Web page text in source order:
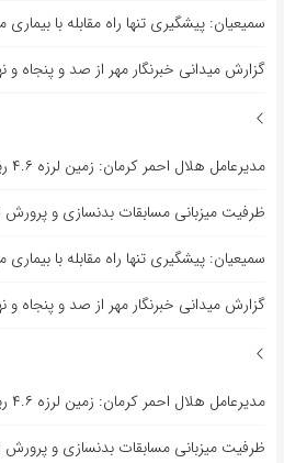
سمیعیان: پیشگیری تنها راه مقابله با
گزارش میدانی خبرنگار مهر از صد و پنجاه و
مدیرعامل هلال احمر کرمان: زمین لرزه ۴.۶ ریشتری گلباف خسارتی نداشت
ظرفیت میزبانی مسابقات بدنسازی و پرورش
سمیعیان: پیشگیری تنها راه مقابله با
گزارش میدانی خبرنگار مهر از صد و پنجاه و
مدیرعامل هلال احمر کرمان: زمین لرزه ۴.۶ ریشتری گلباف خسارتی نداشت
ظرفیت میزبانی مسابقات بدنسازی و پرورش